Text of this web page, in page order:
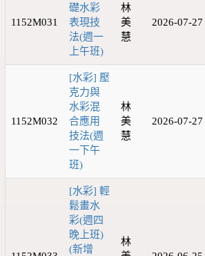
1152M031
礎水彩
表現技
法(週一
上午班)
林
美
慧
2026-07-27
1152M032
[水彩] 壓
克力與
水彩混
合應用
技法(週
一下午
班)
林
美
慧
2026-07-27
[水彩] 輕
鬆畫水
彩(週四
晚上班)
(新增
林